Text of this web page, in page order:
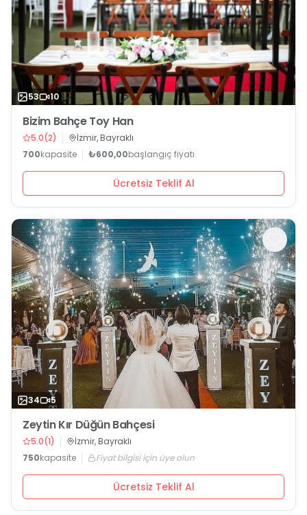
53 10
Bizim Bahçe Toy Han
5.0(2)
İzmir, Bayraklı
700kapasite ₺600,00başlangıç fiyatı
Ücretsiz Teklif Al
34 5
Zeytin Kır Düğün Bahçesi
5.0(1)
İzmir, Bayraklı
750kapasite Fiyat bilgisi için üye olun
Ücretsiz Teklif Al